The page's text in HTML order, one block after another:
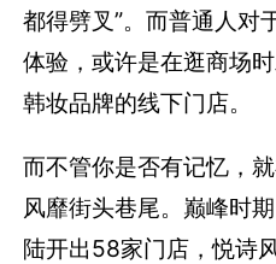
都得劈叉”。而普通人对
体验，或许是在逛商场
韩妆品牌的线下门店。
而不管你是否有记忆，
风靡街头巷尾。巅峰时
陆开出58家门店，悦诗